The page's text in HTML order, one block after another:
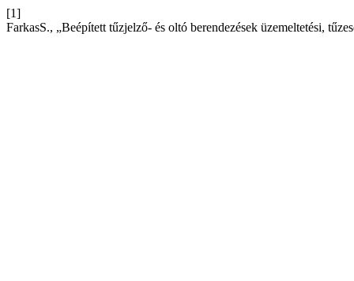
[1]
FarkasS., „Beépített tűzjelző- és oltó berendezések üzemeltetési,